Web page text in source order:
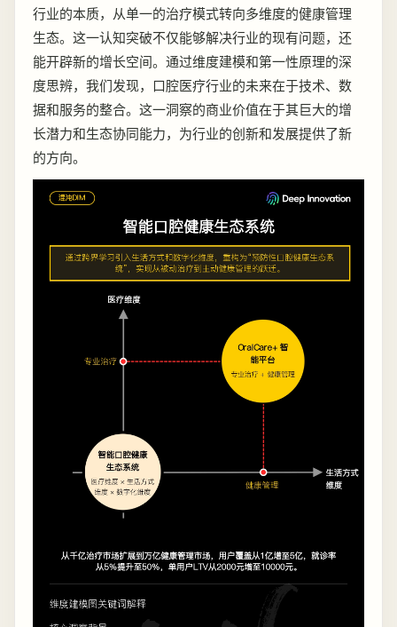
行业的本质，从单一的治疗模式转向多维度的健康管理
生态。这一认知突破不仅能够解决行业的现有问题，还
能开辟新的增长空间。通过维度建模和第一性原理的深
度思辨，我们发现，口腔医疗行业的未来在于技术、数
据和服务的整合。这一洞察的商业价值在于其巨大的增
长潜力和生态协同能力，为行业的创新和发展提供了新
的方向。